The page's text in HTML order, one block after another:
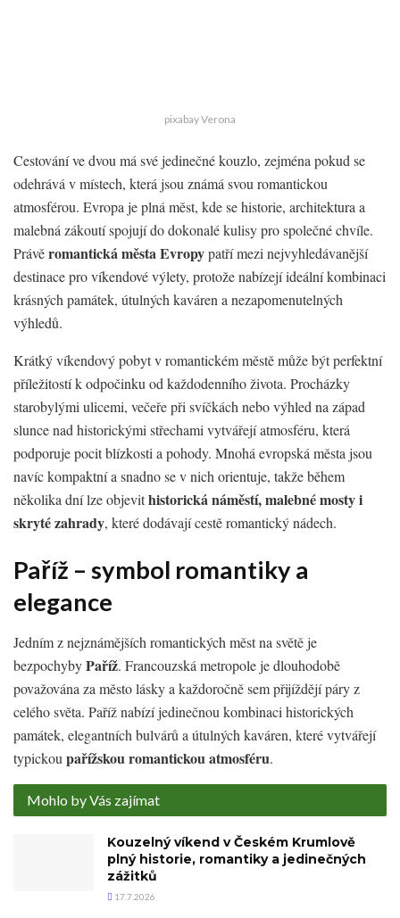
pixabay Verona
Cestování ve dvou má své jedinečné kouzlo, zejména pokud se
odehrává v místech, která jsou známá svou romantickou
atmosférou. Evropa je plná měst, kde se historie, architektura a
malebná zákoutí spojují do dokonalé kulisy pro společné chvíle.
Právěromantická města Evropypatří mezi nejvyhledávanější
destinace pro víkendové výlety, protože nabízejí ideální kombinaci
krásných památek, útulných kaváren a nezapomenutelných
výhledů.
Krátký víkendový pobyt v romantickém městě může být perfektní
příležitostí k odpočinku od každodenního života. Procházky
starobylými ulicemi, večeře při svíčkách nebo výhled na západ
slunce nad historickými střechami vytvářejí atmosféru, která
podporuje pocit blízkosti a pohody. Mnohá evropská města jsou
navíc kompaktní a snadno se v nich orientuje, takže během
několika dní lze objevithistorická náměstí, malebné mosty i
skryté zahrady, které dodávají cestě romantický nádech.
Paříž – symbol romantiky a
elegance
Jedním z nejznámějších romantických měst na světě je
bezpochybyPaříž. Francouzská metropole je dlouhodobě
považována za město lásky a každoročně sem přijíždějí páry z
celého světa. Paříž nabízí jedinečnou kombinaci historických
památek, elegantních bulvárů a útulných kaváren, které vytvářejí
typickou pařížskou romantickou atmosféru.
Mohlo by Vás zajímat
Kouzelný víkend v Českém Krumlově
plný historie, romantiky a jedinečných
zážitků
17.7.2026